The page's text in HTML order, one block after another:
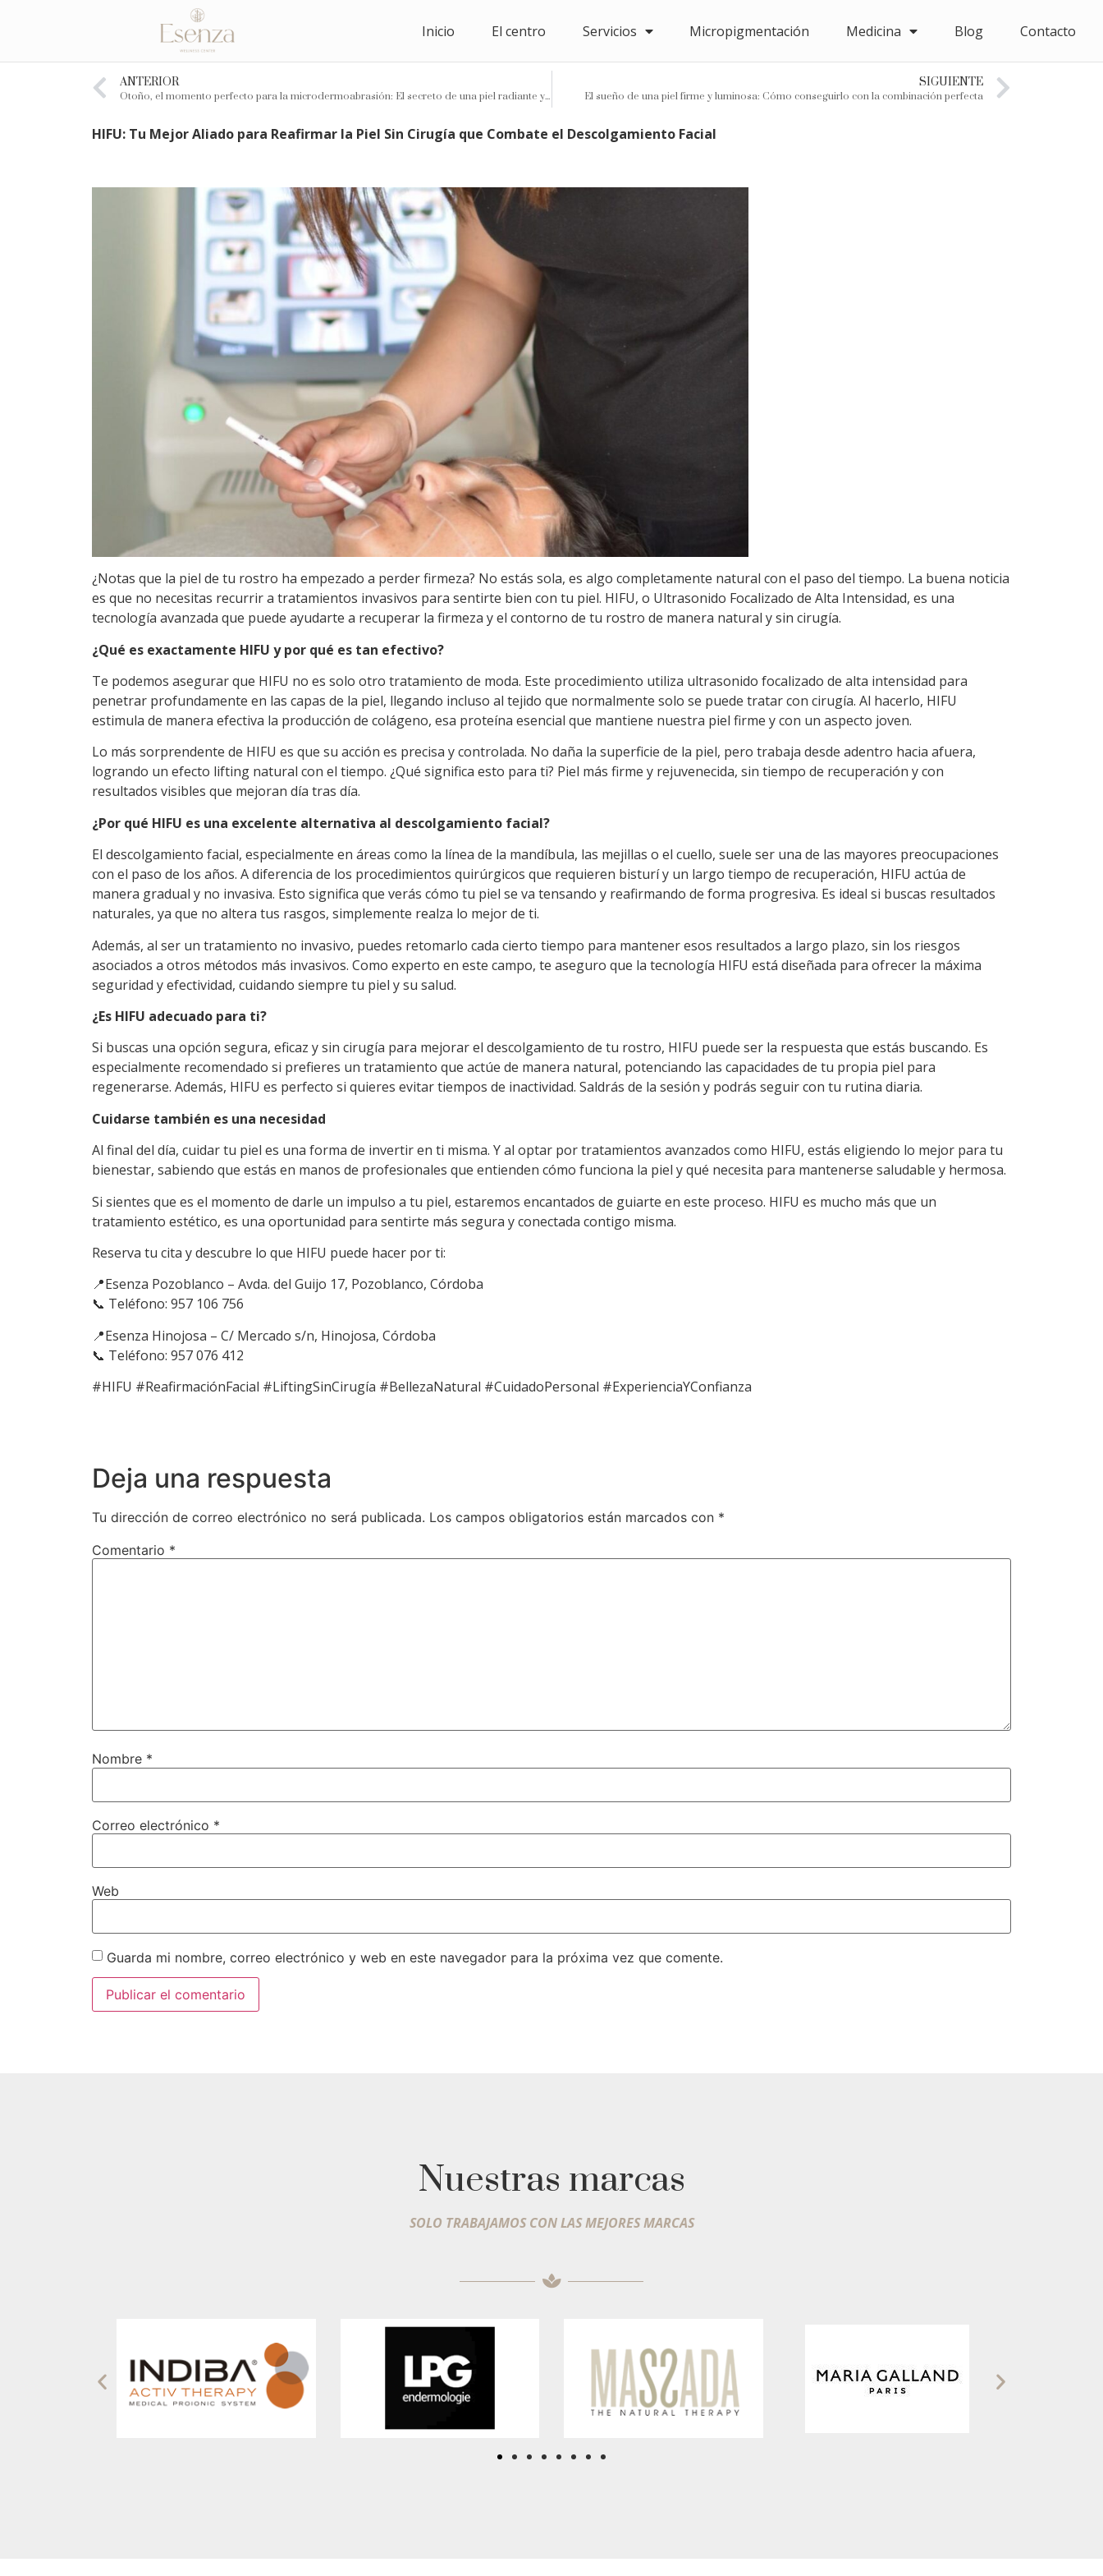
Inicio El centro Servicios Micropigmentación Medicina Blog Contacto
ANTERIOR
Otoño, el momento perfecto para la microdermoabrasión: El secreto de una piel radiante y libre de impurezas
SIGUIENTE
El sueño de una piel firme y luminosa: Cómo conseguirlo con la combinación perfecta
HIFU: Tu Mejor Aliado para Reafirmar la Piel Sin Cirugía que Combate el Descolgamiento Facial
¿Notas que la piel de tu rostro ha empezado a perder firmeza? No estás sola, es algo completamente natural con el paso del tiempo. La buena noticia
es que no necesitas recurrir a tratamientos invasivos para sentirte bien con tu piel. HIFU, o Ultrasonido Focalizado de Alta Intensidad, es una
tecnología avanzada que puede ayudarte a recuperar la firmeza y el contorno de tu rostro de manera natural y sin cirugía.
¿Qué es exactamente HIFU y por qué es tan efectivo?
Te podemos asegurar que HIFU no es solo otro tratamiento de moda. Este procedimiento utiliza ultrasonido focalizado de alta intensidad para
penetrar profundamente en las capas de la piel, llegando incluso al tejido que normalmente solo se puede tratar con cirugía. Al hacerlo, HIFU
estimula de manera efectiva la producción de colágeno, esa proteína esencial que mantiene nuestra piel firme y con un aspecto joven.
Lo más sorprendente de HIFU es que su acción es precisa y controlada. No daña la superficie de la piel, pero trabaja desde adentro hacia afuera,
logrando un efecto lifting natural con el tiempo. ¿Qué significa esto para ti? Piel más firme y rejuvenecida, sin tiempo de recuperación y con
resultados visibles que mejoran día tras día.
¿Por qué HIFU es una excelente alternativa al descolgamiento facial?
El descolgamiento facial, especialmente en áreas como la línea de la mandíbula, las mejillas o el cuello, suele ser una de las mayores preocupaciones
con el paso de los años. A diferencia de los procedimientos quirúrgicos que requieren bisturí y un largo tiempo de recuperación, HIFU actúa de
manera gradual y no invasiva. Esto significa que verás cómo tu piel se va tensando y reafirmando de forma progresiva. Es ideal si buscas resultados
naturales, ya que no altera tus rasgos, simplemente realza lo mejor de ti.
Además, al ser un tratamiento no invasivo, puedes retomarlo cada cierto tiempo para mantener esos resultados a largo plazo, sin los riesgos
asociados a otros métodos más invasivos. Como experto en este campo, te aseguro que la tecnología HIFU está diseñada para ofrecer la máxima
seguridad y efectividad, cuidando siempre tu piel y su salud.
¿Es HIFU adecuado para ti?
Si buscas una opción segura, eficaz y sin cirugía para mejorar el descolgamiento de tu rostro, HIFU puede ser la respuesta que estás buscando. Es
especialmente recomendado si prefieres un tratamiento que actúe de manera natural, potenciando las capacidades de tu propia piel para
regenerarse. Además, HIFU es perfecto si quieres evitar tiempos de inactividad. Saldrás de la sesión y podrás seguir con tu rutina diaria.
Cuidarse también es una necesidad
Al final del día, cuidar tu piel es una forma de invertir en ti misma. Y al optar por tratamientos avanzados como HIFU, estás eligiendo lo mejor para tu
bienestar, sabiendo que estás en manos de profesionales que entienden cómo funciona la piel y qué necesita para mantenerse saludable y hermosa.
Si sientes que es el momento de darle un impulso a tu piel, estaremos encantados de guiarte en este proceso. HIFU es mucho más que un
tratamiento estético, es una oportunidad para sentirte más segura y conectada contigo misma.
Reserva tu cita y descubre lo que HIFU puede hacer por ti:
📍Esenza Pozoblanco – Avda. del Guijo 17, Pozoblanco, Córdoba
📞 Teléfono: 957 106 756
📍Esenza Hinojosa – C/ Mercado s/n, Hinojosa, Córdoba
📞 Teléfono: 957 076 412
#HIFU #ReafirmaciónFacial #LiftingSinCirugía #BellezaNatural #CuidadoPersonal #ExperienciaYConfianza
Deja una respuesta
Tu dirección de correo electrónico no será publicada. Los campos obligatorios están marcados con *
Comentario *
Nombre *
Correo electrónico *
Web
Guarda mi nombre, correo electrónico y web en este navegador para la próxima vez que comente.
Nuestras marcas
SOLO TRABAJAMOS CON LAS MEJORES MARCAS